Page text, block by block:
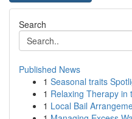
Search
Published News
1 Seasonal traits
1 Relaxing Therapy in
1 Local Bail